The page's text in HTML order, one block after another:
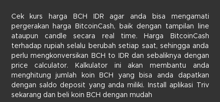
Cek kurs harga BCH IDR agar anda bisa mengamati
pergerakan harga BitcoinCash, baik dengan tampilan line
ataupun candle secara real time. Harga BitcoinCash
terhadap rupiah selalu berubah setiap saat, sehingga anda
perlu mengkonversikan BCH to IDR dan sebaliknya dengan
price calculator. Kalkulator ini akan membantu anda
menghitung jumlah koin BCH yang bisa anda dapatkan
dengan saldo deposit yang anda miliki. Install aplikasi Triv
sekarang dan beli koin BCH dengan mudah